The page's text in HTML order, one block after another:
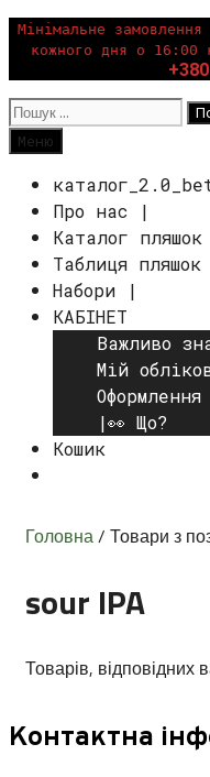
Перейти
вмісту
Мінімальне
кожного дня о 16:00
Пошук:
Пошук
Меню
Про нас |
Каталог
Таблиця
Набори |
КАБІНЕТ
Важливо
Мій
|👀 Що?
Кошик
Головна/ Товари з
sour IPA
Товарів,
Контактна